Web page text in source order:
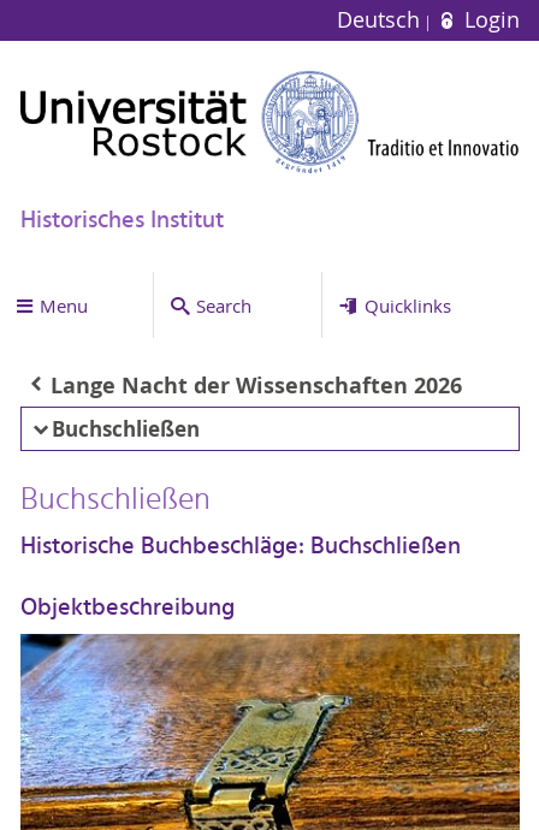
Deutsch Login
Historisches Institut
Menu Search Quicklinks
Lange Nacht der Wissenschaften 2026
Buchschließen
Buchschließen
Historische Buchbeschläge: Buchschließen
Objektbeschreibung